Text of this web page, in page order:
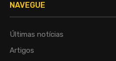
NAVEGUE
Últimas notícias
Artigos